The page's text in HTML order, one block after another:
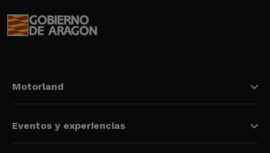
Motorland
Eventos y experiencias